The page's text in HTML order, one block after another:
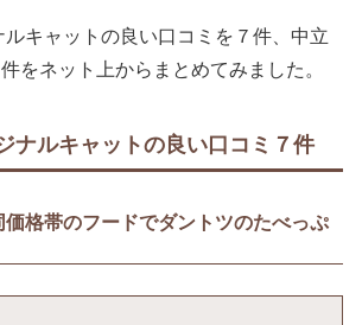
キャットの良い口コミを７件、中立
をネット上からまとめてみました。
ナルキャットの良い口コミ７件
価格帯のフードでダントツのたべっぷ